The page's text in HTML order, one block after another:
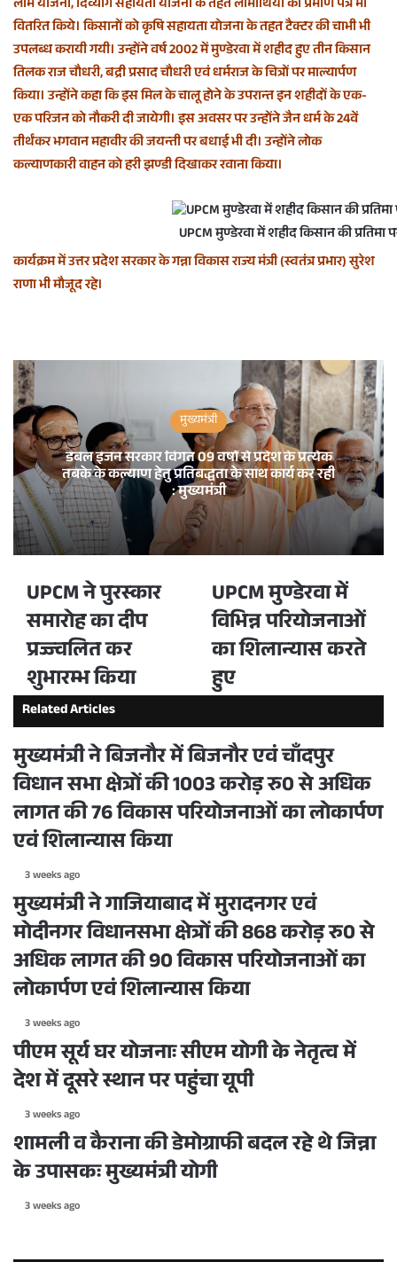
लाभ योजना, दिव्यांग सहायता योजना के तहत लाभार्थियों को प्रमाण पत्र भी
वितरित किये। किसानों को कृषि सहायता योजना के तहत टैक्टर की चाभी भी
उपलब्ध करायी गयी। उन्होंने वर्ष 2002 में मुण्डेरवा में शहीद हुए तीन किसान
तिलक राज चौधरी, बद्री प्रसाद चौधरी एवं धर्मराज के चित्रों पर माल्यार्पण
किया। उन्होंने कहा कि इस मिल के चालू होने के उपरान्त इन शहीदों के एक-
एक परिजन को नौकरी दी जायेगी। इस अवसर पर उन्होंने जैन धर्म के 24वें
तीर्थंकर भगवान महावीर की जयन्ती पर बधाई भी दी। उन्होंने लोक
कल्याणकारी वाहन को हरी झण्डी दिखाकर रवाना किया।
UPCM मुण्डेरवा में शहीद किसान की प्रतिमा
कार्यक्रम में उत्तर प्रदेश सरकार के गन्ना विकास राज्य मंत्री (स्वतंत्र प्रभार) सुरेश
राणा भी मौजूद रहे।
मुख्यमंत्री
डबल इंजन सरकार विगत 09 वर्षों से प्रदेश के प्रत्येक
तबके के कल्याण हेतु प्रतिबद्धता के साथ कार्य कर रही
: मुख्यमंत्री
UPCM ने पुरस्कार
समारोह का दीप
प्रज्ज्वलित कर
शुभारम्भ किया
UPCM मुण्डेरवा में
विभिन्न परियोजनाओं
का शिलान्यास करते
हुए
Related Articles
मुख्यमंत्री ने बिजनौर में बिजनौर एवं चाँदपुर
विधान सभा क्षेत्रों की 1003 करोड़ रु0 से अधिक
लागत की 76 विकास परियोजनाओं का लोकार्पण
एवं शिलान्यास किया
3 weeks ago
मुख्यमंत्री ने गाजियाबाद में मुरादनगर एवं
मोदीनगर विधानसभा क्षेत्रों की 868 करोड़ रु0 से
अधिक लागत की 90 विकास परियोजनाओं का
लोकार्पण एवं शिलान्यास किया
3 weeks ago
पीएम सूर्य घर योजनाः सीएम योगी के नेतृत्व में
देश में दूसरे स्थान पर पहुंचा यूपी
3 weeks ago
शामली व कैराना की डेमोग्राफी बदल रहे थे जिन्ना
के उपासकः मुख्यमंत्री योगी
3 weeks ago